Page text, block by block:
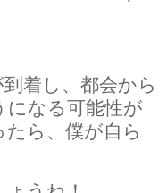
着し、都会から
になる可能性が
ら、僕が自ら